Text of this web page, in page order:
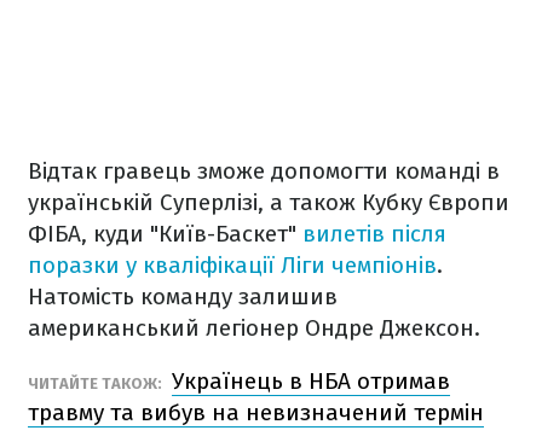
Відтак гравець зможе допомогти команді в
українській Суперлізі, а також Кубку Європи
ФІБА, куди "Київ-Баскет" вилетів після
поразки у кваліфікації Ліги чемпіонів.
Натомість команду залишив
американський легіонер Ондре Джексон.
ЧИТАЙТЕ ТАКОЖ: Українець в НБА отримав
травму та вибув на невизначений термін